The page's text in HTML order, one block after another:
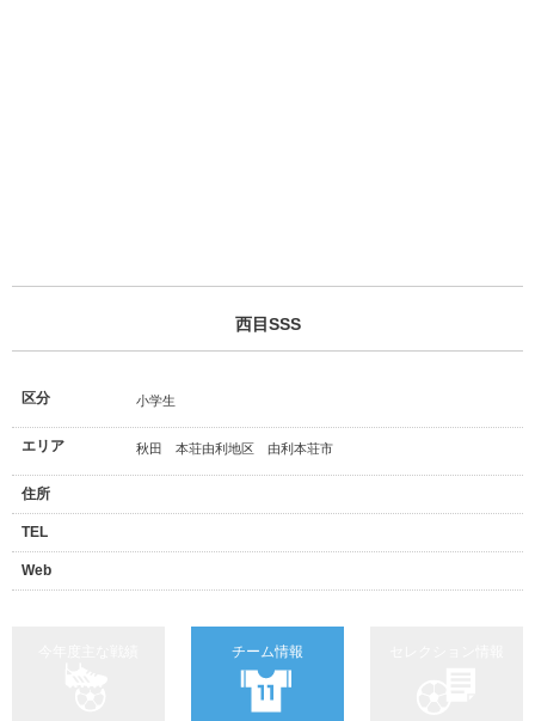
西目SSS
区分 小学生
エリア 秋田 本荘由利地区 由利本荘市
住所
TEL
Web
チーム情報